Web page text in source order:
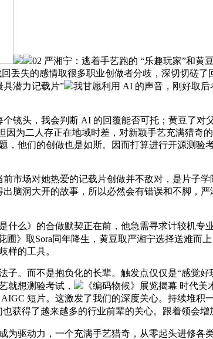
02 严湘宁：逃着手艺跑的 “乐趣玩家”和黄
丢失的感情取很多职业创做者分歧，深切切磋
潜力记载片”
我甘愿利用 AI 的声音，刚好取
头，我会判断 AI 的回覆能否可托；黄豆了对
为二人存正在地域时差，对新颖手艺充满猎奇
他们的创做也是如斯。因而打算进行开源测
场对她热爱的记载片创做并不敌对，是片子学
脑洞大开的故事，所以必然会有错误和不脚，
》的合做默契正在前，他急需寻求计较机专
》取Sora同年降生，黄豆取严湘宁选择送难而上
样的工具。
而不是抱负化的长辈。触发点仅仅是“感觉好
就想测验考试，
《编码物候》展览揭幕 时代
短片。这激发了我们的深度关心。持续堆
得了越来越多的行业前辈的关心。跟着领会增
为驱动力，一个充满手艺猎奇，从零起头进修各